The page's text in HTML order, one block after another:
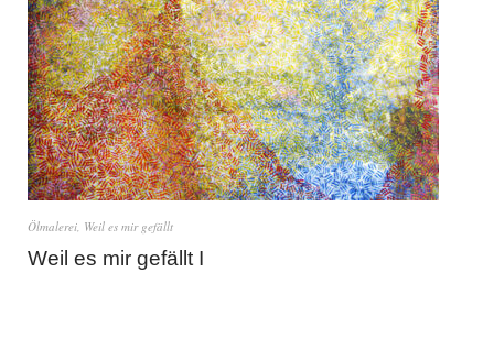
Ölmalerei, Weil es mir gefällt
Weil es mir gefällt I